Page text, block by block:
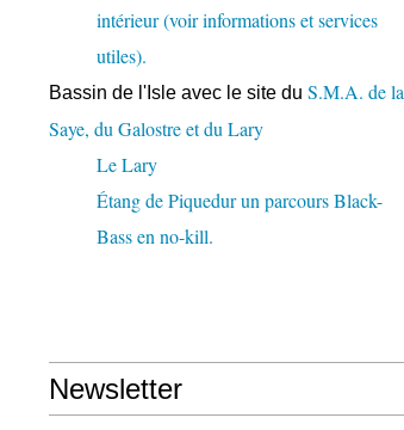
intérieur (voir informations et services
utiles).
Bassin de l'Isle avec le site du S.M.A. de la
Saye, du Galostre et du Lary
Le Lary
Étang de Piquedur un parcours Black-
Bass en no-kill.
Newsletter